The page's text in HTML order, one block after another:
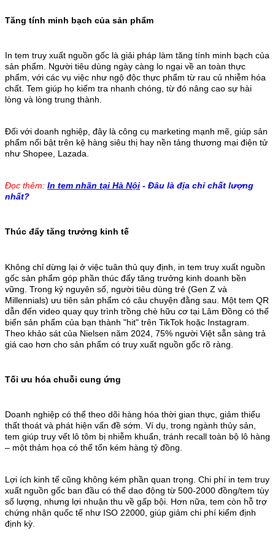
Tăng tính minh bạch của sản phẩm
In tem truy xuất nguồn gốc là giải pháp làm tăng tính minh bạch của
sản phẩm. Người tiêu dùng ngày càng lo ngại về an toàn thực
phẩm, với các vụ việc như ngộ độc thực phẩm từ rau củ nhiễm hóa
chất. Tem giúp họ kiểm tra nhanh chóng, từ đó nâng cao sự hài
lòng và lòng trung thành.
Đối với doanh nghiệp, đây là công cụ marketing mạnh mẽ, giúp sản
phẩm nổi bật trên kệ hàng siêu thị hay nền tảng thương mại điện tử
như Shopee, Lazada.
Đọc thêm: In tem nhãn tại Hà Nội - Đâu là địa chỉ chất lượng
nhất?
Thúc đẩy tăng trưởng kinh tế
Không chỉ dừng lại ở việc tuân thủ quy định, in tem truy xuất nguồn
gốc sản phẩm góp phần thúc đẩy tăng trưởng kinh doanh bền
vững. Trong kỷ nguyên số, người tiêu dùng trẻ (Gen Z và
Millennials) ưu tiên sản phẩm có câu chuyện đằng sau. Một tem QR
dẫn đến video quay quy trình trồng chè hữu cơ tại Lâm Đồng có thể
biến sản phẩm của bạn thành "hit" trên TikTok hoặc Instagram.
Theo khảo sát của Nielsen năm 2024, 75% người Việt sẵn sàng trả
giá cao hơn cho sản phẩm có truy xuất nguồn gốc rõ ràng.
Tối ưu hóa chuỗi cung ứng
Doanh nghiệp có thể theo dõi hàng hóa thời gian thực, giảm thiểu
thất thoát và phát hiện vấn đề sớm. Ví dụ, trong ngành thủy sản,
tem giúp truy vết lô tôm bị nhiễm khuẩn, tránh recall toàn bộ lô hàng
– một thảm họa có thể tốn kém hàng tỷ đồng.
Lợi ích kinh tế cũng không kém phần quan trọng. Chi phí in tem truy
xuất nguồn gốc ban đầu có thể dao động từ 500-2000 đồng/tem tùy
số lượng, nhưng lợi nhuận thu về gấp bội. Hơn nữa, tem còn hỗ trợ
chứng nhận quốc tế như ISO 22000, giúp giảm chi phí kiểm định
định kỳ.